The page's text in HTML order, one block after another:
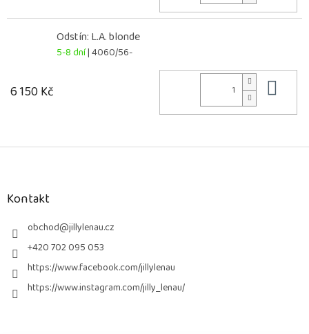
Odstín: L.A. blonde
5-8 dní| 4060/56-
6 150 Kč
Z
Kontakt
obchod@jillylenau.cz
+420 702 095 053
https://www.facebook.com/jillylenau
https://www.instagram.com/jilly_lenau/